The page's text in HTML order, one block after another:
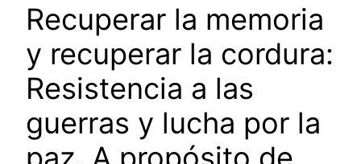
Recuperar la memoria
y recuperar la cordura:
Resistencia a las
guerras y lucha por la